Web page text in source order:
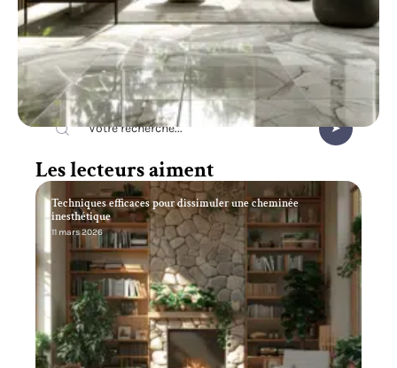
Recherche
Les lecteurs aiment
Techniques efficaces pour dissimuler une cheminée
inesthétique
11 mars 2026